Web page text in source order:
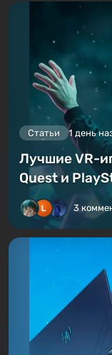
Статьи 1 день
Лучшие VR-
Quest и
3